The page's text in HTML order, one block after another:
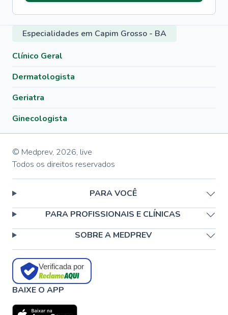
Especialidades em Capim Grosso - BA
Clínico Geral
Dermatologista
Geriatra
Ginecologista
© Medprev, 2026, live
Todos os direitos reservados
PARA VOCÊ
PARA PROFISSIONAIS E CLÍNICAS
SOBRE A MEDPREV
Verificada por
BAIXE O APP